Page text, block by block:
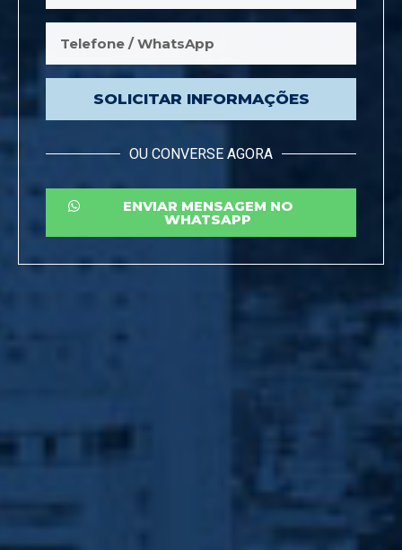
SOLICITAR INFORMAÇÕES
OU CONVERSE AGORA
ENVIAR MENSAGEM NO
WHATSAPP